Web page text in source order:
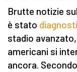
Brutte notizie
è stato
stadio
americani si
ancora.